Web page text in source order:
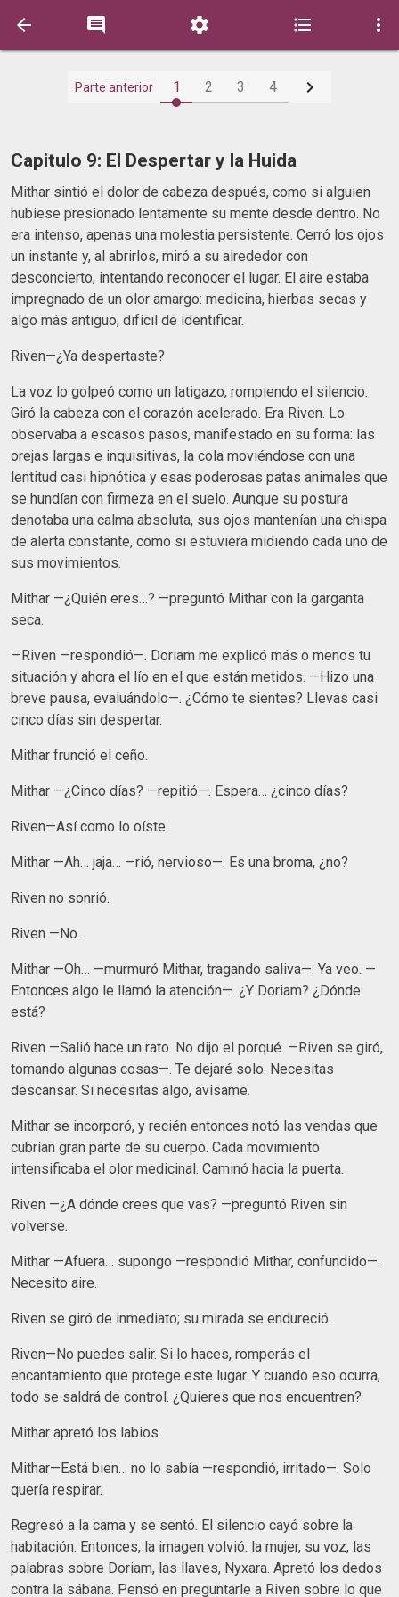
    
Parte anterior 1 2 3 4 
Capitulo 9: El Despertar y la Huida
Mithar sintió el dolor de cabeza después, como si alguien
hubiese presionado lentamente su mente desde dentro. No
era intenso, apenas una molestia persistente. Cerró los ojos
un instante y, al abrirlos, miró a su alrededor con
desconcierto, intentando reconocer el lugar. El aire estaba
impregnado de un olor amargo: medicina, hierbas secas y
algo más antiguo, difícil de identificar.
Riven—¿Ya despertaste?
La voz lo golpeó como un latigazo, rompiendo el silencio.
Giró la cabeza con el corazón acelerado. Era Riven. Lo
observaba a escasos pasos, manifestado en su forma: las
orejas largas e inquisitivas, la cola moviéndose con una
lentitud casi hipnótica y esas poderosas patas animales que
se hundían con firmeza en el suelo. Aunque su postura
denotaba una calma absoluta, sus ojos mantenían una chispa
de alerta constante, como si estuviera midiendo cada uno de
sus movimientos.
Mithar —¿Quién eres…? —preguntó Mithar con la garganta
seca.
—Riven —respondió—. Doriam me explicó más o menos tu
situación y ahora el lío en el que están metidos. —Hizo una
breve pausa, evaluándolo—. ¿Cómo te sientes? Llevas casi
cinco días sin despertar.
Mithar frunció el ceño.
Mithar —¿Cinco días? —repitió—. Espera… ¿cinco días?
Riven—Así como lo oíste.
Mithar —Ah… jaja… —rió, nervioso—. Es una broma, ¿no?
Riven no sonrió.
Riven —No.
Mithar —Oh… —murmuró Mithar, tragando saliva—. Ya veo. —
Entonces algo le llamó la atención—. ¿Y Doriam? ¿Dónde
está?
Riven —Salió hace un rato. No dijo el porqué. —Riven se giró,
tomando algunas cosas—. Te dejaré solo. Necesitas
descansar. Si necesitas algo, avísame.
Mithar se incorporó, y recién entonces notó las vendas que
cubrían gran parte de su cuerpo. Cada movimiento
intensificaba el olor medicinal. Caminó hacia la puerta.
Riven —¿A dónde crees que vas? —preguntó Riven sin
volverse.
Mithar —Afuera… supongo —respondió Mithar, confundido—.
Necesito aire.
Riven se giró de inmediato; su mirada se endureció.
Riven—No puedes salir. Si lo haces, romperás el
encantamiento que protege este lugar. Y cuando eso ocurra,
todo se saldrá de control. ¿Quieres que nos encuentren?
Mithar apretó los labios.
Mithar—Está bien… no lo sabía —respondió, irritado—. Solo
quería respirar.
Regresó a la cama y se sentó. El silencio cayó sobre la
habitación. Entonces, la imagen volvió: la mujer, su voz, las
palabras sobre Doriam, las llaves, Nyxara. Apretó los dedos
contra la sábana. Pensó en preguntarle a Riven sobre lo que